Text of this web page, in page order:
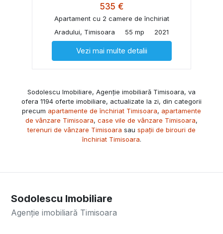
535 €
Apartament cu 2 camere de închiriat
Aradului, Timisoara
55 mp 2021
Vezi mai multe detalii
Sodolescu Imobiliare, Agenție imobiliară Timisoara, va
ofera 1194 oferte imobiliare, actualizate la zi, din categorii
precum apartamente de închiriat Timisoara, apartamente
de vânzare Timisoara, case vile de vânzare Timisoara,
terenuri de vânzare Timisoara sau spații de birouri de
închiriat Timisoara.
Sodolescu Imobiliare
Agenție imobiliară Timisoara